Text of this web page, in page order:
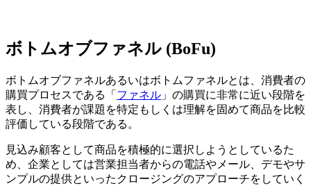
ボトムオブファネル (BoFu)
ボトムオブファネルあるいはボトムファネルとは、消費者の
購買プロセスである「 ファネル 」の購買に非常に近い段階を
表し、消費者が課題を特定もしくは理解を固めて商品を比較
評価している段階である。
見込み顧客として商品を積極的に選択しようとしているた
め、企業としては営業担当者からの電話やメール、デモやサ
ンプルの提供といったクロージングのアプローチをしていく